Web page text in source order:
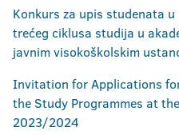
Konkurs za upis studenata
trećeg ciklusa studija u
javnim visokoškolskim
Invitation for Applications
the Study Programmes at
2023/2024